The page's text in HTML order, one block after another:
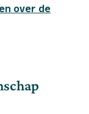
over de